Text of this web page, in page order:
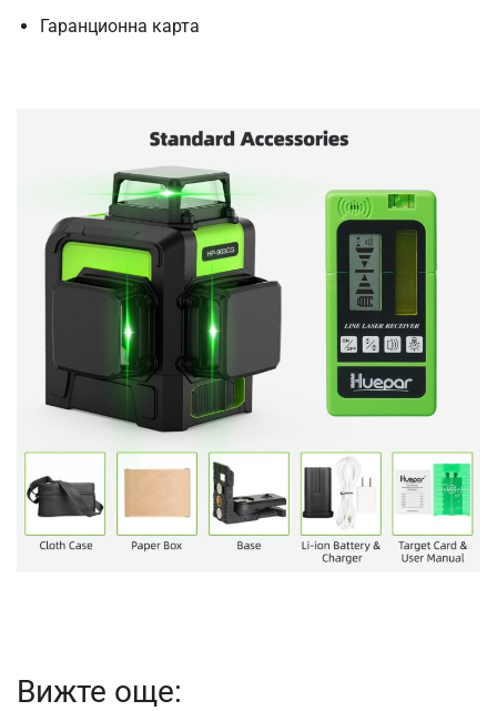
Гаранционна карта
Вижте още: